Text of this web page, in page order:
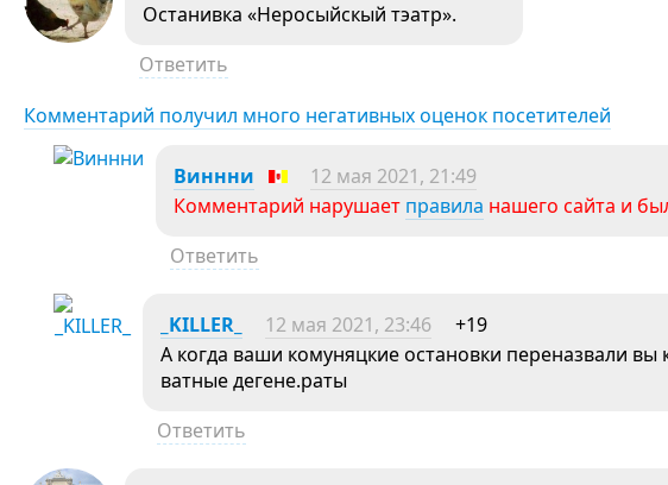
Останивка «Неросыйскый тэатр».
Ответить
Комментарий получил много негативных оценок посетителей
Виннни
12 мая 2021, 21:49
Комментарий нарушает правила нашего сайта и
Ответить
_KILLER_ 12 мая 2021, 23:46
+19
А когда ваши комуняцкие остановки переназвали вы
ватные дегене.раты
Ответить